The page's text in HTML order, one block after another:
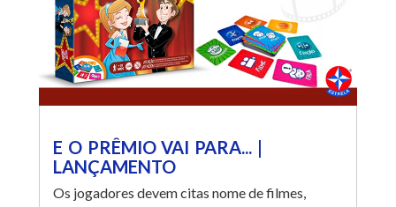
E O PRÊMIO VAI PARA... |
LANÇAMENTO
Os jogadores devem citas nome de filmes,